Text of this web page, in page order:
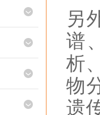
另
谱
析
物
遗